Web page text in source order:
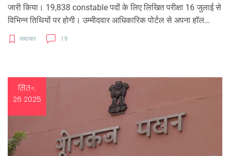
जारी किया। 19,838 constable पदों के लिए लिखित परीक्षा 16 जुलाई से
विभिन्न तिथियों पर होगी। उम्मीदवार आधिकारिक पोर्टल से अपना हॉल
टिकट डाउनलोड कर सकते हैं। आयु, शैक्षणिक और शारीरिक मानदंडों की
विस्तृत जानकारी भी इस लेख में दी गई है।
समाचार 19
सित॰,
26 2025